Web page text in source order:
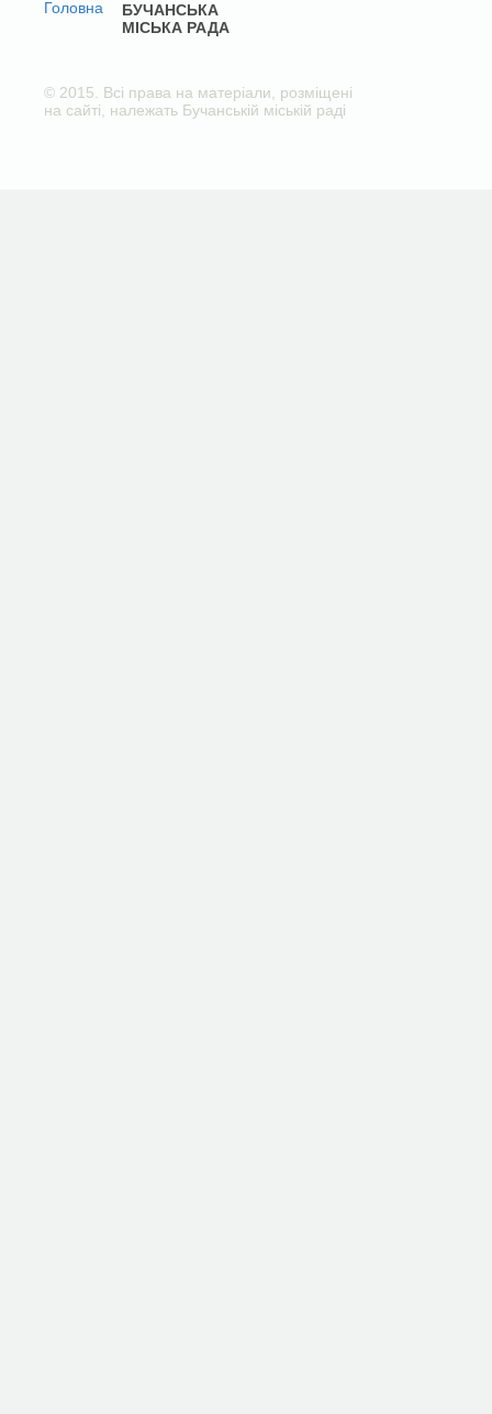
БУЧАНСЬКА
МІСЬКА РАДА
© 2015. Всі права на матеріали, розміщені
на сайті, належать Бучанській міській раді